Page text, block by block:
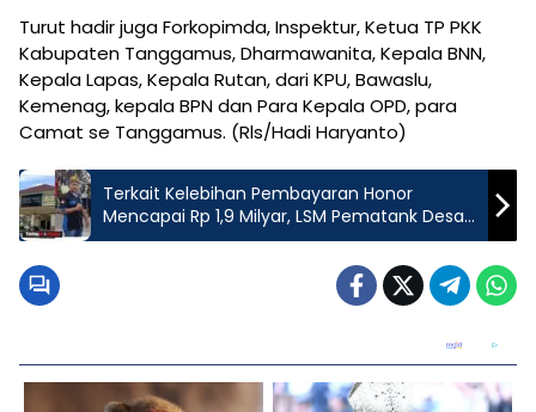
Turut hadir juga Forkopimda, Inspektur, Ketua TP PKK
Kabupaten Tanggamus, Dharmawanita, Kepala BNN,
Kepala Lapas, Kepala Rutan, dari KPU, Bawaslu,
Kemenag, kepala BPN dan Para Kepala OPD, para
Camat se Tanggamus. (Rls/Hadi Haryanto)
Terkait Kelebihan Pembayaran Honor
Mencapai Rp 1,9 Milyar, LSM Pematank Desak
APH Tegakkan UU, Pengembalian Kerugian
Negara Tidak Menghapus Tuntutan Pidana